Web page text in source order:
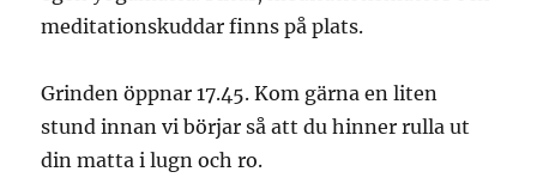
meditationskuddar finns på plats.
Grinden öppnar 17.45. Kom gärna en liten
stund innan vi börjar så att du hinner rulla ut
din matta i lugn och ro.